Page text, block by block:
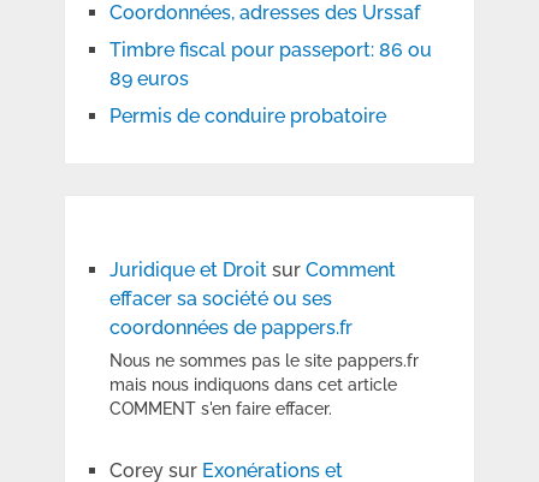
Coordonnées, adresses des Urssaf
Timbre fiscal pour passeport: 86 ou
89 euros
Permis de conduire probatoire
Juridique et Droitsur Comment
effacer sa société ou ses
coordonnées de pappers.fr
Nous ne sommes pas le site pappers.fr
mais nous indiquons dans cet article
COMMENT s'en faire effacer.
Coreysur Exonérations et